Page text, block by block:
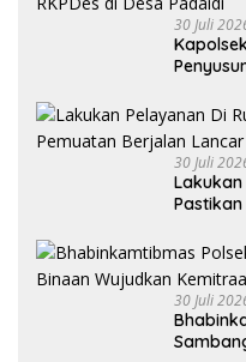
30 Juli
30 Juli
30 Juli